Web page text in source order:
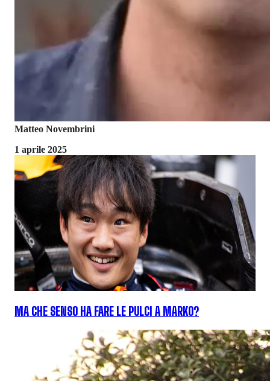
Matteo Novembrini
1 aprile 2025
MA CHE SENSO HA FARE LE PULCI A MARKO?